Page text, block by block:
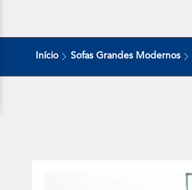
Início Sofas Grandes Modernos